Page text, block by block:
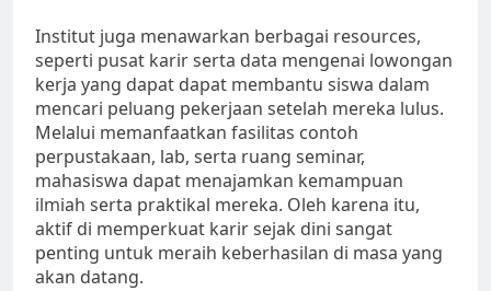
Institut juga menawarkan berbagai resources,
seperti pusat karir serta data mengenai lowongan
kerja yang dapat dapat membantu siswa dalam
mencari peluang pekerjaan setelah mereka lulus.
Melalui memanfaatkan fasilitas contoh
perpustakaan, lab, serta ruang seminar,
mahasiswa dapat menajamkan kemampuan
ilmiah serta praktikal mereka. Oleh karena itu,
aktif di memperkuat karir sejak dini sangat
penting untuk meraih keberhasilan di masa yang
akan datang.